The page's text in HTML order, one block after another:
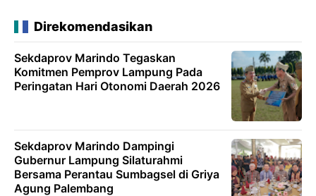
Direkomendasikan
Sekdaprov Marindo Tegaskan
Komitmen Pemprov Lampung Pada
Peringatan Hari Otonomi Daerah 2026
Sekdaprov Marindo Dampingi
Gubernur Lampung Silaturahmi
Bersama Perantau Sumbagsel di Griya
Agung Palembang